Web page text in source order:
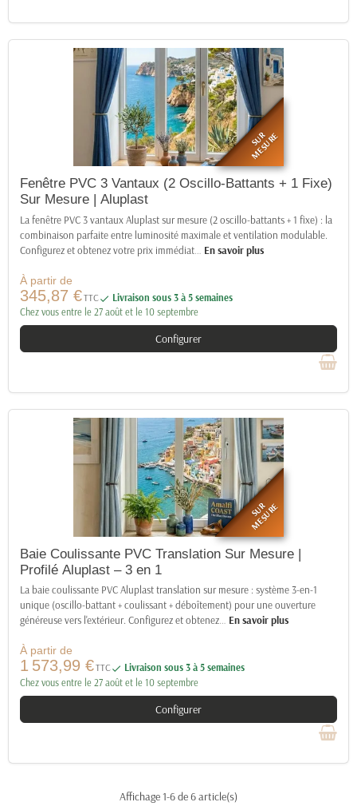
SUR
MESURE
Fenêtre PVC 3 Vantaux (2 Oscillo-Battants + 1 Fixe)
Sur Mesure | Aluplast
La fenêtre PVC 3 vantaux Aluplast sur mesure (2 oscillo-battants + 1 fixe) : la
combinaison parfaite entre luminosité maximale et ventilation modulable.
Configurez et obtenez votre prix immédiat
En savoir plus
À partir de
345,87 €TTC Livraison sous 3 à 5 semaines
Chez vous entre le 27 août et le 10 septembre
Configurer
SUR
MESURE
Baie Coulissante PVC Translation Sur Mesure |
Profilé Aluplast – 3 en 1
La baie coulissante PVC Aluplast translation sur mesure : système 3-en-1
unique (oscillo-battant + coulissant + déboîtement) pour une ouverture
généreuse vers l'extérieur. Configurez et obtenez… En savoir plus
À partir de
1 573,99 €TTC Livraison sous 3 à 5 semaines
Chez vous entre le 27 août et le 10 septembre
Configurer
Affichage 1-6 de 6 article(s)